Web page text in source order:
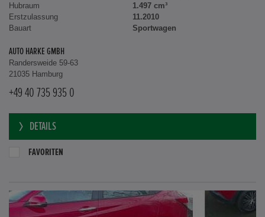
Hubraum
1.497 cm³
Erstzulassung
11.2010
Bauart
Sportwagen
AUTO HARKE GMBH
Randersweide 59-63
21035 Hamburg
+49 40 735 935 0
DETAILS
FAVORITEN